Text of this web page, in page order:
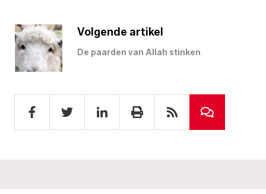
Volgende artikel
De paarden van Allah stinken